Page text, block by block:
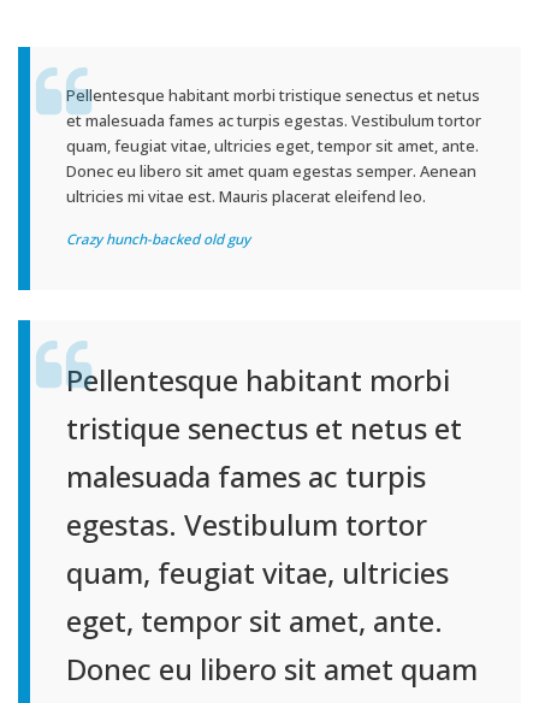
Pellentesque habitant morbi tristique senectus et netus
et malesuada fames ac turpis egestas. Vestibulum tortor
quam, feugiat vitae, ultricies eget, tempor sit amet, ante.
Donec eu libero sit amet quam egestas semper. Aenean
ultricies mi vitae est. Mauris placerat eleifend leo.
Crazy hunch-backed old guy
Pellentesque habitant morbi
tristique senectus et netus et
malesuada fames ac turpis
egestas. Vestibulum tortor
quam, feugiat vitae, ultricies
eget, tempor sit amet, ante.
Donec eu libero sit amet quam